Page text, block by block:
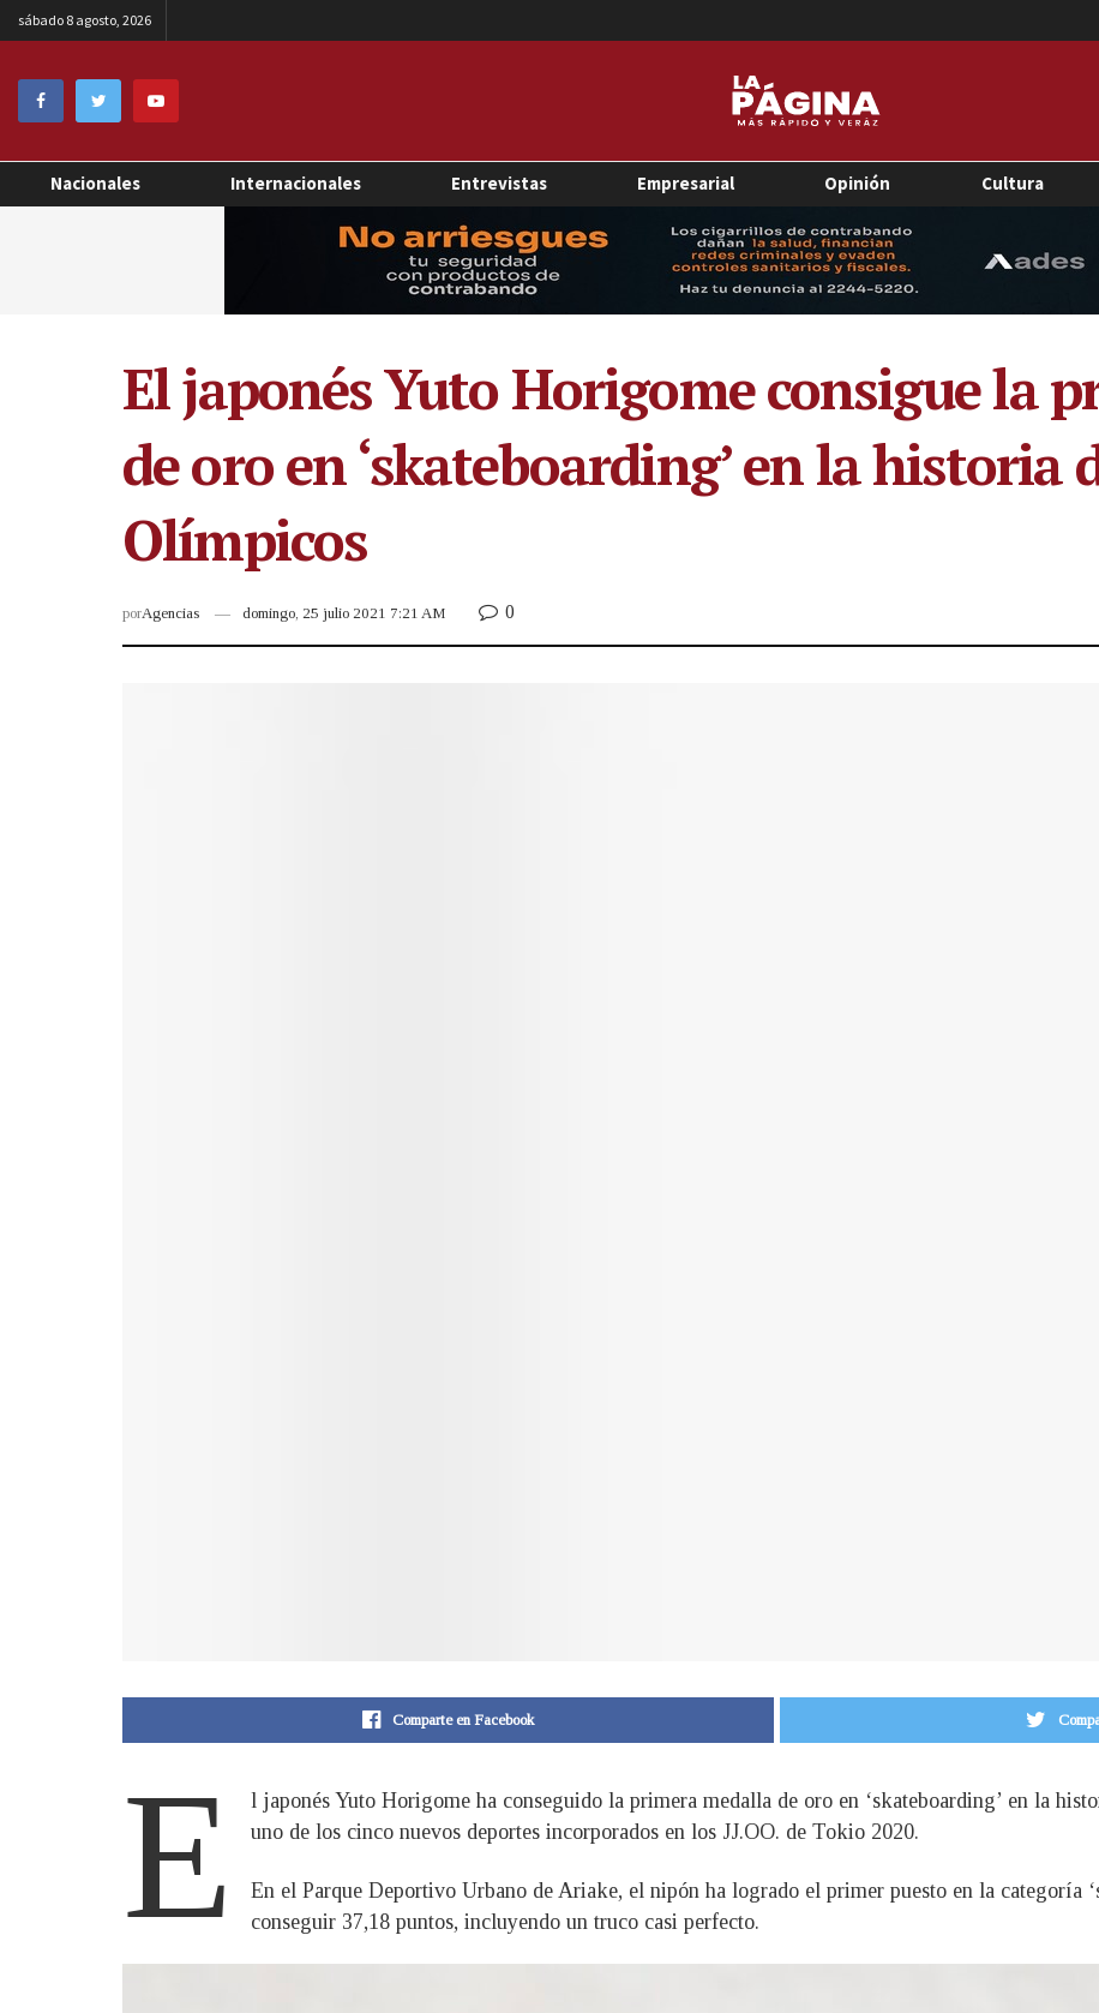
sábado 8 agosto, 2026
Nacionales Internacionales Entrevistas Empresarial Opinión Cultura
El japonés Yuto Horigome consigue la
de oro en ‘skateboarding’ en la historia
Olímpicos
porAgencias domingo, 25 julio 2021 7:21 AM 0
Comparte en Facebook
E
l japonés Yuto Horigome ha conseguido la primera medalla de oro en ‘skateboarding’ en la
uno de los cinco nuevos deportes incorporados en los JJ.OO. de Tokio 2020.
En el Parque Deportivo Urbano de Ariake, el nipón ha logrado el primer puesto en la categoría
conseguir 37,18 puntos, incluyendo un truco casi perfecto.